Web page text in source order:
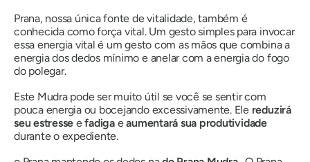
Prana, nossa única fonte de vitalidade, também é
conhecida como força vital. Um gesto simples para invocar
essa energia vital é um gesto com as mãos que combina a
energia dos dedos mínimo e anelar com a energia do fogo
do polegar.
Este Mudrapode ser muito útil se você se sentir com
pouca energia ou bocejando excessivamente. Ele reduzirá
seu estresse efadiga eaumentará sua produtividade
durante o expediente.